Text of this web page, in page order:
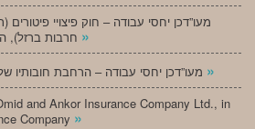
»
»
and Ankor Insurance Company Ltd., in
Company »